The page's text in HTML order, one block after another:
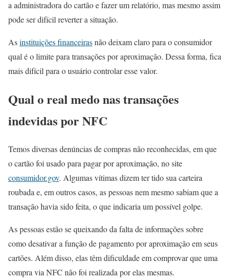
a administradora do cartão e fazer um relatório, mas mesmo assim
pode ser difícil reverter a situação.
Asinstituições financeirasnão deixam claro para o consumidor
qual é o limite para transações por aproximação. Dessa forma, fica
mais difícil para o usuário controlar esse valor.
Qual o real medo nas transações
indevidas por NFC
Temos diversas denúncias de compras não reconhecidas, em que
o cartão foi usado para pagar por aproximação, no site
consumidor.gov. Algumas vítimas dizem ter tido sua carteira
roubada e, em outros casos, as pessoas nem mesmo sabiam que a
transação havia sido feita, o que indicaria um possível golpe.
As pessoas estão se queixando da falta de informações sobre
como desativar a função de pagamento por aproximação em seus
cartões. Além disso, elas têm dificuldade em comprovar que uma
compra via NFC não foi realizada por elas mesmas.